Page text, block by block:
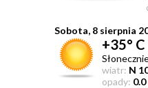
Sobota, 8 sierpnia
+35° C
wiatr: N
opady: